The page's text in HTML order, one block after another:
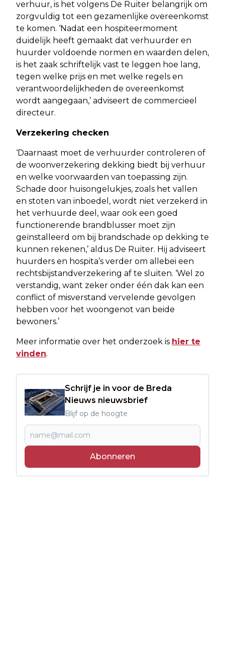
verhuur, is het volgens De Ruiter belangrijk om
zorgvuldig tot een gezamenlijke overeenkomst
te komen. ‘Nadat een hospiteermoment
duidelijk heeft gemaakt dat verhuurder en
huurder voldoende normen en waarden delen,
is het zaak schriftelijk vast te leggen hoe lang,
tegen welke prijs en met welke regels en
verantwoordelijkheden de overeenkomst
wordt aangegaan,’ adviseert de commercieel
directeur.
Verzekering checken
‘Daarnaast moet de verhuurder controleren of
de woonverzekering dekking biedt bij verhuur
en welke voorwaarden van toepassing zijn.
Schade door huisongelukjes, zoals het vallen
en stoten van inboedel, wordt niet verzekerd in
het verhuurde deel, waar ook een goed
functionerende brandblusser moet zijn
geïnstalleerd om bij brandschade op dekking te
kunnen rekenen,’ aldus De Ruiter. Hij adviseert
huurders en hospita’s verder om allebei een
rechtsbijstandverzekering af te sluiten. ‘Wel zo
verstandig, want zeker onder één dak kan een
conflict of misverstand vervelende gevolgen
hebben voor het woongenot van beide
bewoners.’
Meer informatie over het onderzoek is hier te
vinden.
Schrijf je in voor de Breda
Nieuws nieuwsbrief
Blijf op de hoogte
Abonneren